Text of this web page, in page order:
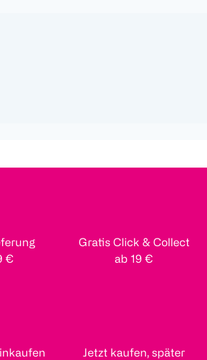
€
Gratis Click & Collect
ab 19 €
Jetzt kaufen, später